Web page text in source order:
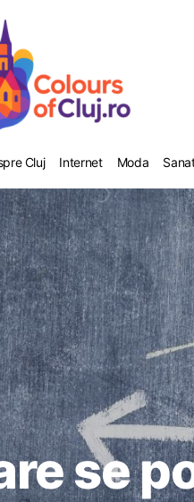
Cluj Internet Moda
se